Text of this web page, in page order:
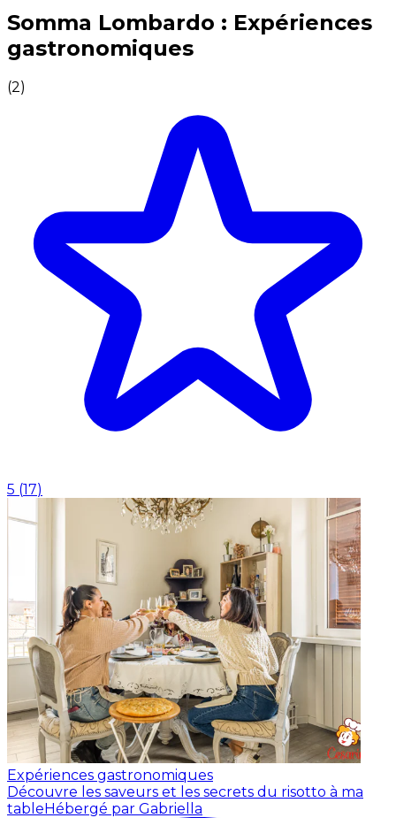
Expériences culinaires inoubliables : Expériences
Somma Lombardo : Expériences
gastronomiques
(2)
5 (17)
Expériences gastronomiques
Découvre les saveurs et les secrets du risotto à ma
tableHébergé par Gabriella